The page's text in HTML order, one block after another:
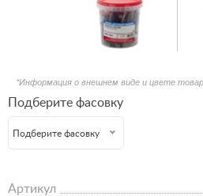
*Информация о внешнем виде и цвете
Подберите фасовку
Подберите фасовку
Артикул